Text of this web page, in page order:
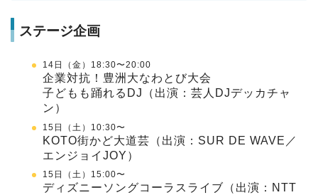
ステージ企画
14日（金）18:30〜20:00
企業対抗！豊洲大なわとび大会
子どもも踊れるDJ（出演：芸人DJデッカチャ
ン）
15日（土）10:30〜
KOTO街かど大道芸（出演：SUR DE WAVE／
エンジョイJOY）
15日（土）15:00〜
ディズニーソングコーラスライブ（出演：NTT